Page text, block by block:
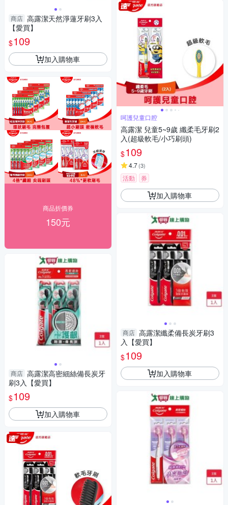
商店 高露潔天然淨蓮牙刷3入
【愛買】
$109
加入購物車
商品折價券
150元
商店 高露潔高密細絲備長炭牙
刷3入【愛買】
$109
加入購物車
呵護兒童口腔
高露潔 兒童5~9歲 纖柔毛牙刷2
入(超級軟毛/小巧刷頭)
$109
4.7(3)
活動 券
加入購物車
商店 高露潔纖柔備長炭牙刷3
入【愛買】
$109
加入購物車